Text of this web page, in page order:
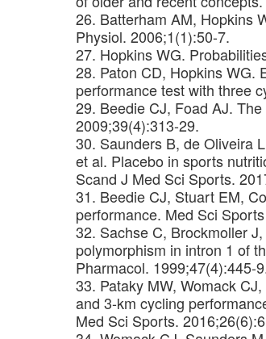
26. Batterham AM, Hopkins
Physiol. 2006;1(1):50-7.
27. Hopkins WG.
28. Paton CD, Hopkins WG.
performance test with three
29. Beedie CJ, Foad AJ.
2009;39(4):313-29.
30. Saunders B, de Oliveira
et al. Placebo in sports
Scand J Med Sci Sports.
31. Beedie CJ, Stuart EM,
performance. Med Sci
32. Sachse C, Brockmoller
polymorphism in intron 1 of
Pharmacol. 1999;47(4):445-
33. Pataky MW, Womack
and 3-km cycling
Med Sci Sports.